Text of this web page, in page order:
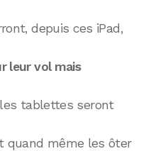
depuis ces iPad,
leur vol mais
tablettes seront
quand même les ôter